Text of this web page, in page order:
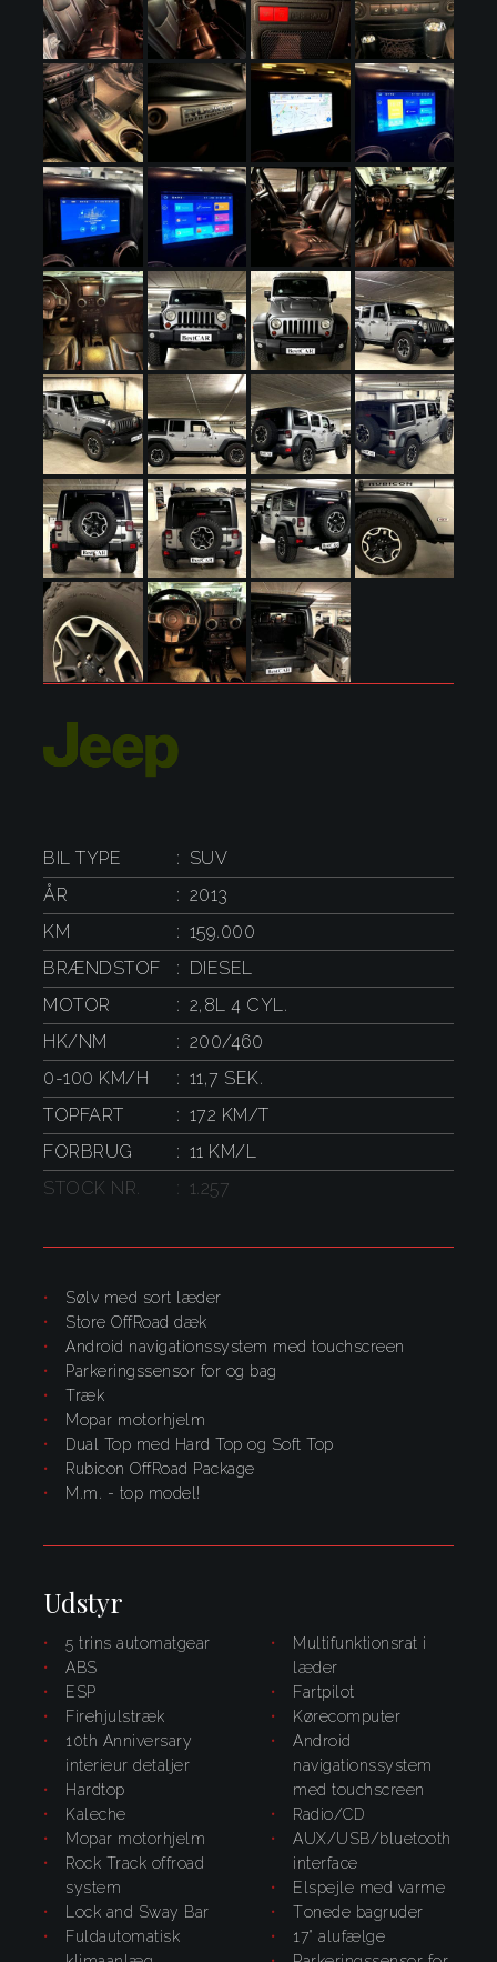
BIL TYPE
SUV
ÅR
2013
KM
159.000
BRÆNDSTOF
DIESEL
MOTOR
2,8L 4 CYL.
HK/NM
200/460
0-100 KM/H
11,7 SEK.
TOPFART
172 KM/T
FORBRUG
11 KM/L
STOCK NR.
1.257
Sølv med sort læder
store OffRoad dæk
Android navigationssystem med touchscreen
parkeringssensor for og bag
træk
Mopar motorhjelm
Dual Top med Hard Top og Soft Top
Rubicon OffRoad Package
m.m. - top model!
Udstyr
5 trins automatgear
ABS
ESP
firehjulstræk
10th Anniversary
interieur detaljer
Hardtop
kaleche
Mopar motorhjelm
Rock Track offroad
system
Lock and Sway Bar
fuldautomatisk
multifunktionsrat i
læder
fartpilot
kørecomputer
Android
navigationssystem
med touchscreen
radio/CD
AUX/USB/bluetooth
interface
elspejle med varme
tonede bagruder
17" alufælge